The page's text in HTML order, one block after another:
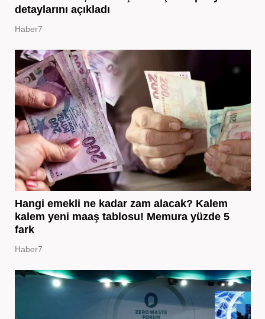
detaylarını açıkladı
Haber7
Hangi emekli ne kadar zam alacak? Kalem
kalem yeni maaş tablosu! Memura yüzde 5
fark
Haber7